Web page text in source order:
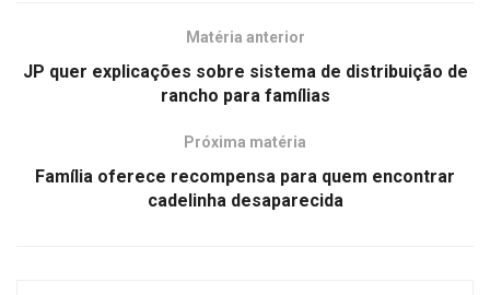
Matéria anterior
JP quer explicações sobre sistema de distribuição de
rancho para famílias
Próxima matéria
Família oferece recompensa para quem encontrar
cadelinha desaparecida